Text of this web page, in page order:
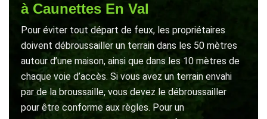
à Caunettes En Val
Pour éviter tout départ de feux, les propriétaires
doivent débroussailler un terrain dans les 50 mètres
autour d’une maison, ainsi que dans les 10 mètres de
chaque voie d’accès. Si vous avez un terrain envahi
par de la broussaille, vous devez le débroussailler
pour être conforme aux règles. Pour un